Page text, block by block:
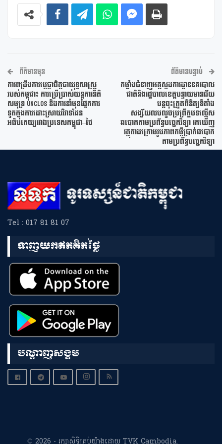
ព័ត៌មានមុន
ការពង្រឹងការប្តេជ្ញាចិត្តជាយុទ្ធសាស្ត្រ
របស់កម្ពុជា៖ ការប្រើប្រាស់យន្តការនីតិ
សមុទ្រ UNCLOS និងការនាំមុខផ្នែកការ
ទូតក្នុងការដោះស្រាយវិវាទដែន
អធិបតេយ្យរវាងប្រទេសកម្ពុជា–ថៃ
ព័ត៌មានបន្ទាប់
កម្លាំងជំនាញអគ្គស្នងការដ្ឋាននគរបាល
ជាតិនិងរដ្ឋបាលខេត្តបន្ទាយមានជ័យ
បន្ដចុះត្រួតពិនិត្យទីតាំង
សង្ស័យលបលួចប្រព្រឹត្តបទល្មើស
ឆបោកតាមប្រព័ន្ធបច្ចេកវិទ្យា រកឃើញ
វត្ថុតាងក្រោមរូបភាពកម្ចីប្រាក់ឆបោក
តាមប្រព័ន្ធបច្ចេកវិទ្យា
Tel : 017 81 81 07
ទាញយកឥតគិតថ្លៃ
បណ្តាញសង្គម
© 2026 - រក្សាសិទ្ធិគ្រប់យ៉ាងដោយ TVK Cambodia.